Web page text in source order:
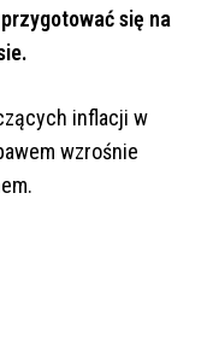
się na
inflacji w
wzrośnie